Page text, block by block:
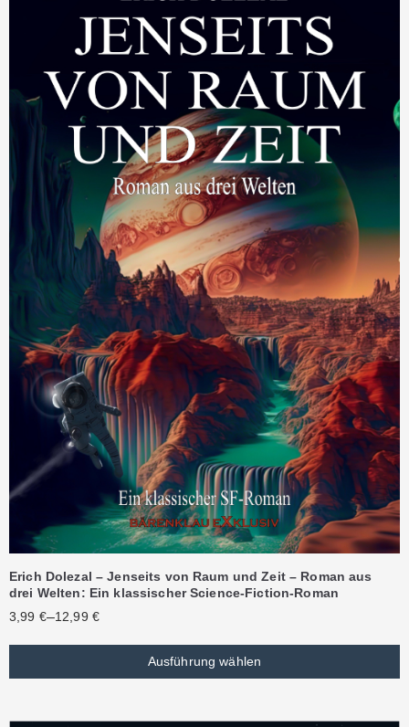
Erich Dolezal – Jenseits von Raum und Zeit – Roman aus
drei Welten: Ein klassischer Science-Fiction-Roman
3,99 €–12,99 €
Ausführung wählen